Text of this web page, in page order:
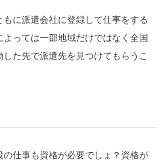
もに派遣会社に登録して仕事をする
っては一部地域だけではなく全国
た先で派遣先を見つけてもらうこ
の仕事も資格が必要でしょ？資格が